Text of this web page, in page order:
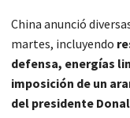
China anunció
martes, incluyendo
defensa, energías
imposición de un
del presidente